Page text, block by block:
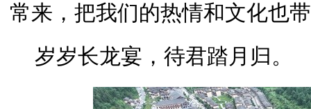
常来，把我们的热情和文化也
岁岁长龙宴，待君踏月归。